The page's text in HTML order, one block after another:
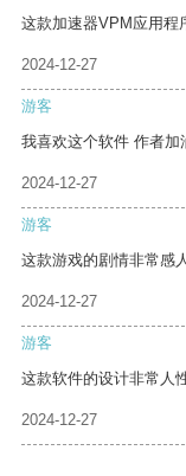
这款加速器VPM应用程
2024-12-27
游客
我喜欢这个软件 作者加
2024-12-27
游客
这款游戏的剧情非常感
2024-12-27
游客
这款软件的设计非常人
2024-12-27